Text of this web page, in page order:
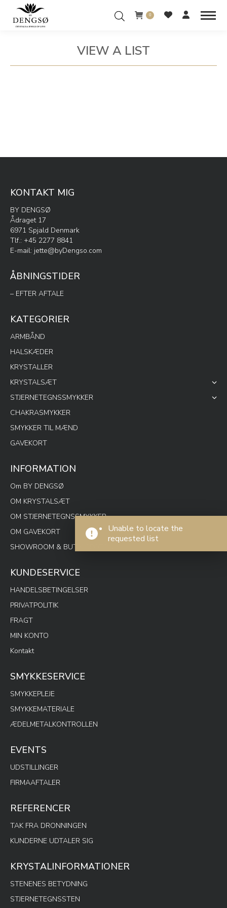
0
VIEW A LIST
You are here:
Unable to locate the
requested list
KONTAKT MIG
BY DENGSØ
Ådraget 17
6971 Spjald Denmark
Tlf.: +45 2277 8841
E-mail: jette@byDengso.com
ÅBNINGSTIDER
– EFTER AFTALE
KATEGORIER
ARMBÅND
HALSKÆDER
KRYSTALLER
KRYSTALSÆT
STJERNETEGNSSMYKKER
CHAKRASMYKKER
SMYKKER TIL MÆND
GAVEKORT
INFORMATION
Om BY DENGSØ
OM KRYSTALSÆT
OM STJERNETEGNSSMYKKER
OM GAVEKORT
SHOWROOM & BUTIK SPOTON
KUNDESERVICE
HANDELSBETINGELSER
PRIVATPOLITIK
FRAGT
MIN KONTO
Kontakt
SMYKKESERVICE
SMYKKEPLEJE
SMYKKEMATERIALE
ÆDELMETALKONTROLLEN
EVENTS
UDSTILLINGER
FIRMAAFTALER
REFERENCER
TAK FRA DRONNINGEN
KUNDERNE UDTALER SIG
KRYSTALINFORMATIONER
STENENES BETYDNING
STJERNETEGNSSTEN